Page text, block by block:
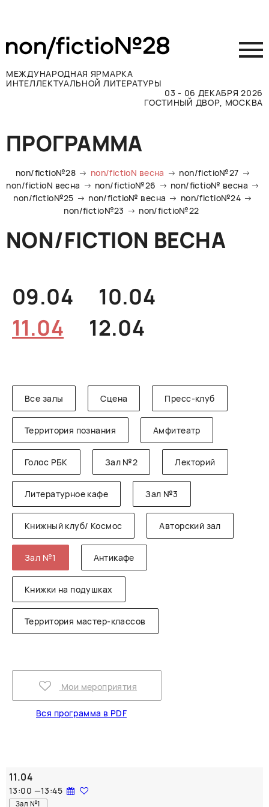
МЕЖДУНАРОДНАЯ ЯРМАРКА
ИНТЕЛЛЕКТУАЛЬНОЙ ЛИТЕРАТУРЫ
03 - 06 ДЕКАБРЯ 2026
ГОСТИНЫЙ ДВОР, МОСКВА
Принять участие
Участникам
Посетителям
Программа
Прессе
Контакты
ПРОГРАММА
non/fictio№28 non/fictioN весна
non/fictio№27
non/fictioN весна
non/fictio№26
non/fictio№ весна
non/fictio№25
non/fictio№ весна
non/fictio№24
non/fictio№23
non/fictio№22
NON/FICTION ВЕСНА
09.04
10.04
11.04
12.04
Все залы Сцена Пресс-клуб
Территория познания Амфитеатр
Голос РБК Зал №2 Лекторий
Литературное кафе Зал №3
Книжный клуб/ Космос Авторский зал
Зал №1 Антикафе
Книжки на подушках
Территория мастер-классов
Мои мероприятия
Вся программа в PDF
11.04
13:00 —13:45
Зал №1